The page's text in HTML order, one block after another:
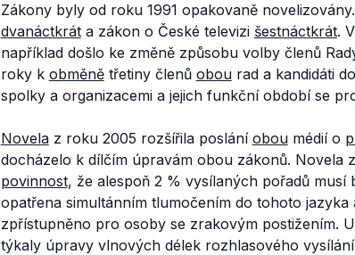
Zákony byly od roku 1991 opakovaně
dvanáctkráta zákon o České televizi šestnáctkrát. V
například došlo ke změně způsobu volby členů
roky k obměnětřetiny členů obourad a kandidáti
spolky a organizacemi a jejich funkční období se
Novelaz roku 2005 rozšířila poslání oboumédií o
docházelo k dílčím úpravám obou zákonů. Novela
povinnost, že alespoň 2 % vysílaných pořadů
opatřena simultánním tlumočením do tohoto
zpřístupněno pro osoby se zrakovým postižením.
týkaly úpravy vlnových délek rozhlasového